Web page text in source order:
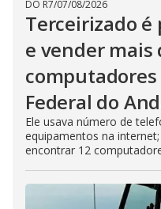
DO R7/07/08/2026
Terceirizado é
e vender mais
Federal do
Ele usava número de
equipamentos na
encontrar 12